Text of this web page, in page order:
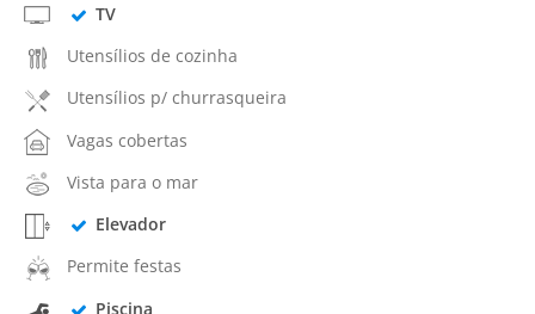
TV
Utensílios de cozinha
Utensílios p/ churrasqueira
Vagas cobertas
Vista para o mar
Elevador
Permite festas
Piscina